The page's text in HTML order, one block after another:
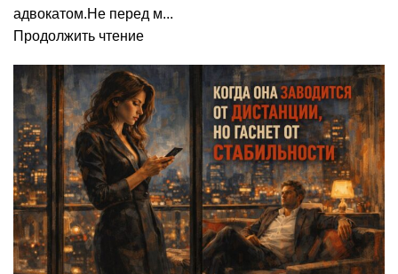
адвокатом.Не перед м...
Продолжить чтение